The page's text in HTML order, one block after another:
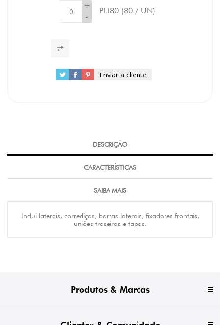
+
-
PLT80 (80 / UN)
Enviar a cliente
DESCRIÇÃO
CARACTERÍSTICAS
SAIBA MAIS
Inclui laterais, corrediças, barras laterais, fixadores frontais,
uniões traseiras e tapas.
Produtos & Marcas